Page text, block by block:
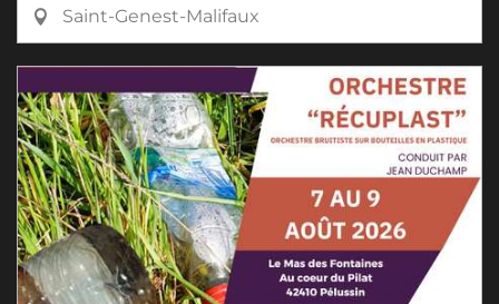
Saint-Genest-Malifaux